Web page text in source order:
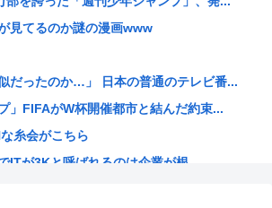
歳にもなってスク水を着させられて...
川、死体が上がる → >>...
、番組出演者から性被害に遭う・・・...
円
転換！！CX-5がバカ売れ
こういう恵体メロン乳(35)を指名し...
見てるのか謎の漫画www
だったのか…」 日本の普通のテレビ番...
」FIFAがW杯開催都市と結んだ約束...
糸会がこちら
ITが3Kと呼ばれるのは企業が根...